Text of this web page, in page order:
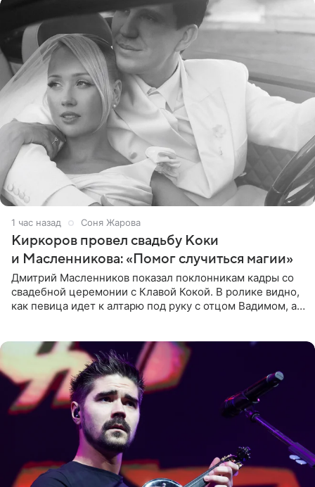
1 час назад Соня Жарова
Киркоров провел свадьбу Коки
и Масленникова: «Помог случиться магии»
Дмитрий Масленников показал поклонникам кадры со
свадебной церемонии с Клавой Кокой. В ролике видно,
как певица идет к алтарю под руку с отцом Вадимом, а у